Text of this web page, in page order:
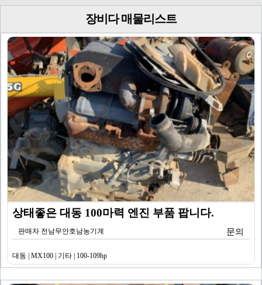
장비다 매물리스트
상태좋은 대동 100마력 엔진 부품 팝니다.
판매자 전남무안호남농기계 문의
대동 | MX100 | 기타 | 100-109hp